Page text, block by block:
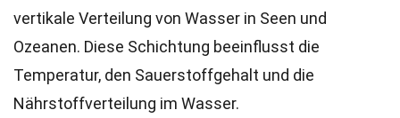
vertikale Verteilung von Wasser in Seen und
Ozeanen. Diese Schichtung beeinflusst die
Temperatur, den Sauerstoffgehalt und die
Nährstoffverteilung im Wasser.